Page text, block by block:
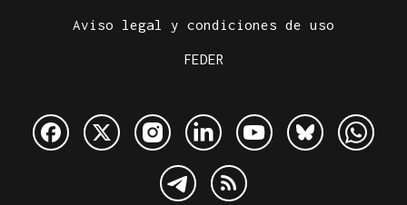
Aviso legal y condiciones de uso
FEDER